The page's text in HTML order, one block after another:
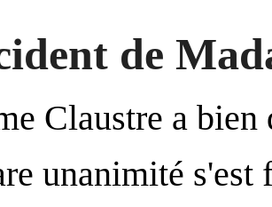
de
Claustre a bien
unanimité s'est